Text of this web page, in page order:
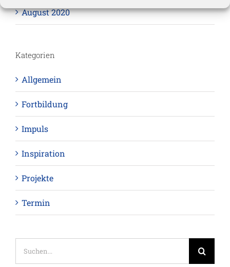
August 2020
Kategorien
Allgemein
Fortbildung
Impuls
Inspiration
Projekte
Termin